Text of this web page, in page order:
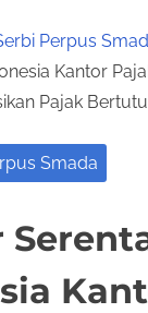
Perpus
Kantor
Pajak
Smada